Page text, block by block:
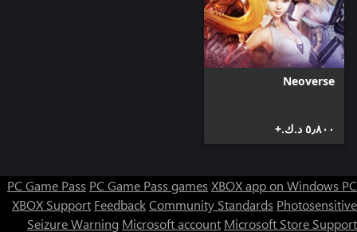
Neoverse
٥٫٨٠٠ د.ك.‏+
PC Game Pass PC Game Pass games XBOX app on Windows PC
XBOX Support FeedbackCommunity Standards Photosensitive
Seizure Warning Microsoft account Microsoft Store Support